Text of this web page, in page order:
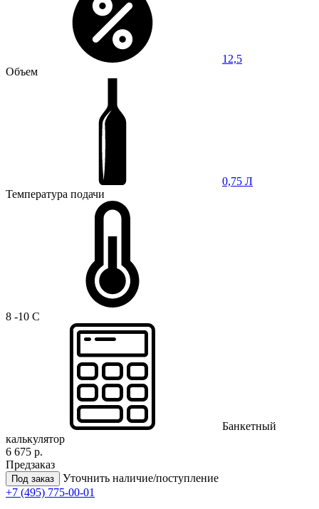
12,5
Объем
0,75 Л
Температура подачи
8 -10 C
Банкетный
калькулятор
6 675 р.
Предзаказ
Под заказ
Уточнить наличие/поступление
+7 (495) 775-00-01